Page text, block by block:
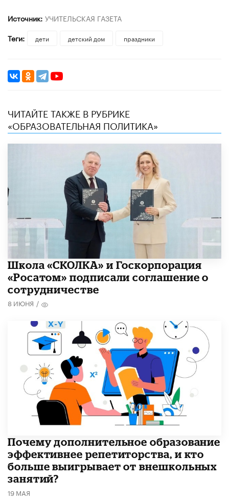
Источник: УЧИТЕЛЬСКАЯ ГАЗЕТА
Теги:
дети детский дом праздники
ЧИТАЙТЕ ТАКЖЕ В РУБРИКЕ
«ОБРАЗОВАТЕЛЬНАЯ ПОЛИТИКА»
Школа «СКОЛКА» и Госкорпорация
«Росатом» подписали соглашение о
сотрудничестве
8 ИЮНЯ /
​Почему дополнительное образование
эффективнее репетиторства, и кто
больше выигрывает от внешкольных
занятий?
19 МАЯ